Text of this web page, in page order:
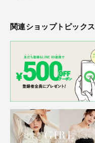
関連ショップトピックス